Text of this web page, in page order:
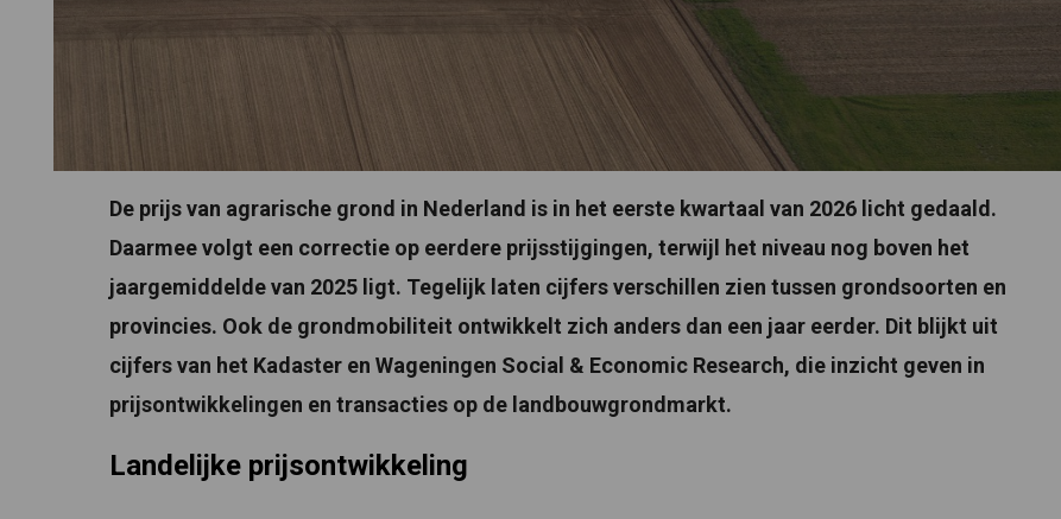
De prijs van agrarische grond in Nederland is in het eerste kwartaal van 2026 licht gedaald.
Daarmee volgt een correctie op eerdere prijsstijgingen, terwijl het niveau nog boven het
jaargemiddelde van 2025 ligt. Tegelijk laten cijfers verschillen zien tussen grondsoorten en
provincies. Ook de grondmobiliteit ontwikkelt zich anders dan een jaar eerder. Dit blijkt uit
cijfers van het Kadaster en Wageningen Social & Economic Research, die inzicht geven in
prijsontwikkelingen en transacties op de landbouwgrondmarkt.
Landelijke prijsontwikkeling